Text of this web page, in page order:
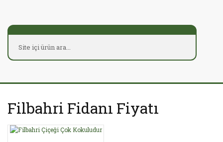
Filbahri Fidanı Fiyatı